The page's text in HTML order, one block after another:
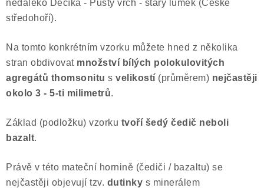
Výkup minerálů a drahých kamenů
Formulář pro odstoupení od smlouvy
Poučení o právu na odstoupení od smlouvy
nedaleko Děčíka - Pustý vrch - starý lůmek (České
středohoří).
Na tomto konkrétním vzorku můžete hned z několika
stran obdivovat množství bílých polokulovitých
agregátů thomsonitu s velikostí (průměrem) nejčastěji
okolo 3 - 5-ti milimetrů.
Základ (podložku) vzorku tvoří šedý čedič neboli
bazalt.
Právě v této mateční hornině (čediči / bazaltu) se
nejčastěji objevují tzv. dutinky s minerálem